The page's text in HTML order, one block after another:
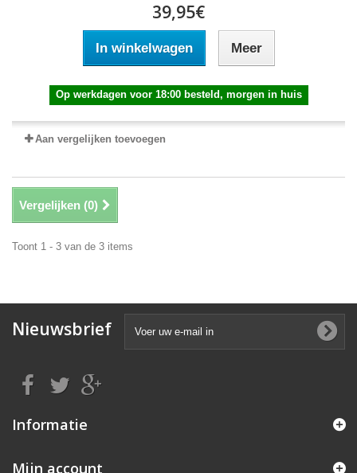
39,95€
In winkelwagen Meer
Op werkdagen voor 18:00 besteld, morgen in huis
Aan vergelijken toevoegen
Vergelijken (0)
Toont 1 - 3 van de 3 items
Nieuwsbrief
Informatie
Mijn account